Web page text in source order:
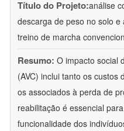
Título do Projeto:análise
descarga de peso no solo
treino de marcha
Resumo: O impacto social
(AVC) inclui tanto os custos
os associados à perda de
reabilitação é essencial
funcionalidade dos